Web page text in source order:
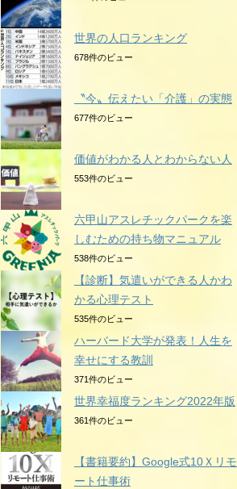
世界の人口ランキング
678件のビュー
〝今〟伝えたい「介護」の実態
677件のビュー
価値がわかる人とわからない人
553件のビュー
六甲山アスレチックパークを楽
しむための持ち物マニュアル
538件のビュー
【診断】気遣いができる人かわ
かる心理テスト
535件のビュー
ハーバード大学が発表！人生を
幸せにする教訓
371件のビュー
世界幸福度ランキング2022年版
361件のビュー
【書籍要約】Google式10Ｘリモ
ート仕事術